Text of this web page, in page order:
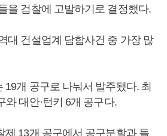
을 검찰에 고발하기로 결정했다.
대 건설업계 담합사건 중 가장 많
19개 공구로 나눠서 발주됐다. 최
와 대안·턴키 6개 공구다.
제 13개 공구에서 공구분할과 들